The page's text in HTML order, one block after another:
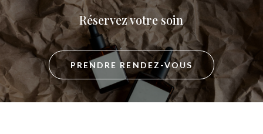
Réservez votre soin
PRENDRE RENDEZ-VOUS